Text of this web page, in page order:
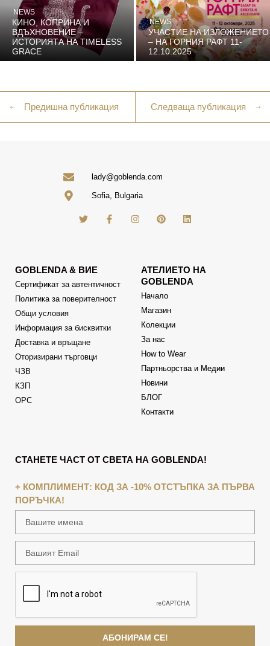
NEWS
КИНО, КОПРИНА И
ВДЪХНОВЕНИЕ –
ИСТОРИЯТА НА TIMELESS
GRACE
NEWS
УЧАСТИЕ НА ИЗЛОЖЕНИЕТО
– НА ГОРНИЯ РАФТ 11-
12.10.2025
Предишна публикация Следваща публикация
lady@goblenda.com
Sofia, Bulgaria
GOBLENDA & ВИЕ
Сертификат за автентичност
Политика за поверителност
Общи условия
Информация за бисквитки
Доставка и връщане
Оторизирани търговци
ЧЗВ
КЗП
ОРС
АТЕЛИЕТО НА
GOBLENDA
Начало
Магазин
Колекции
За нас
How to Wear
Партньорства и Медии
Новини
БЛОГ
Контакти
СТАНЕТЕ ЧАСТ ОТ СВЕТА НА GOBLENDA!
+ КОМПЛИМЕНТ: КОД ЗА -10% ОТСТЪПКА ЗА ПЪРВА
ПОРЪЧКА!
АБОНИРАМ СЕ!